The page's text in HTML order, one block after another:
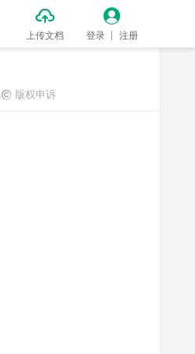

上传文档

登录 注册
 版权申诉